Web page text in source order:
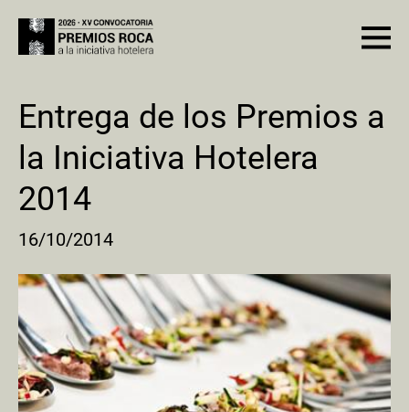
Entrega de los Premios a
la Iniciativa Hotelera
2014
16/10/2014